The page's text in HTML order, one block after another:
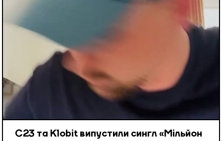
С23 та Klobit випустили сингл «Мільйон